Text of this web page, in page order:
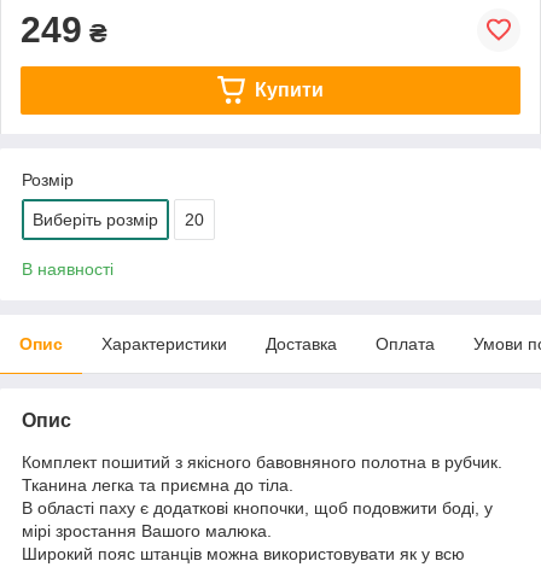
249 ₴
Купити
Розмір
Виберіть розмір 20
В наявності
Опис Характеристики Доставка Оплата Умови
Опис
Комплект пошитий з якісного бавовняного полотна в рубчик.
Тканина легка та приємна до тіла.
В області паху є додаткові кнопочки, щоб подовжити боді, у
мірі зростання Вашого малюка.
Широкий пояс штанців можна використовувати як у всю